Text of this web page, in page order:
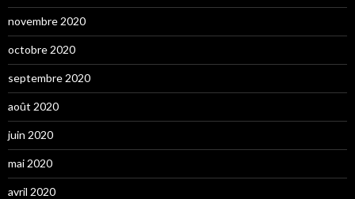
novembre 2020
octobre 2020
septembre 2020
août 2020
juin 2020
mai 2020
avril 2020